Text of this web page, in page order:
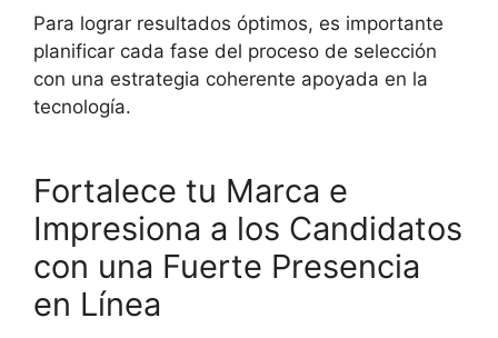
Para lograr resultados óptimos, es importante
planificar cada fase del proceso de selección
con una estrategia coherente apoyada en la
tecnología.
Fortalece tu Marca e
Impresiona a los Candidatos
con una Fuerte Presencia
en Línea